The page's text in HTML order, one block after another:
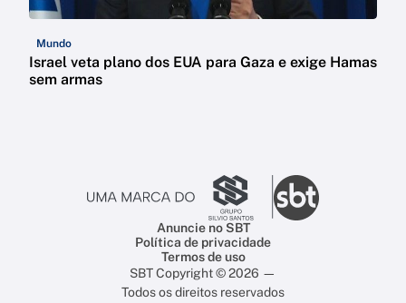
Mundo
Israel veta plano dos EUA para Gaza e exige Hamas
sem armas
Anuncie no SBT
Política de privacidade
Termos de uso
SBT Copyright © 2026 —
Todos os direitos reservados